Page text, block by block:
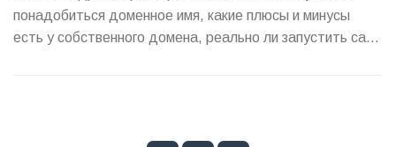
понадобиться доменное имя, какие плюсы и минусы
есть у собственного домена, реально ли запустить сайт